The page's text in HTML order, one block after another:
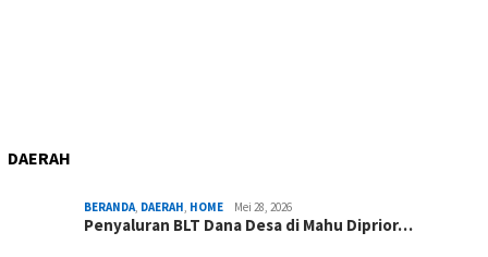
DAERAH
BERANDA, DAERAH, HOME Mei 28, 2026
Penyaluran BLT Dana Desa di Mahu Diprior…